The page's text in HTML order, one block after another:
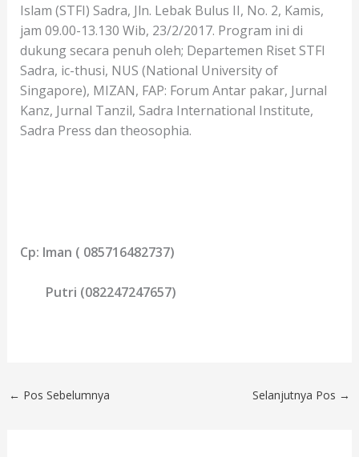
Islam (STFI) Sadra, Jln. Lebak Bulus II, No. 2, Kamis,
jam 09.00-13.130 Wib, 23/2/2017. Program ini di
dukung secara penuh oleh; Departemen Riset STFI
Sadra, ic-thusi, NUS (National University of
Singapore), MIZAN, FAP: Forum Antar pakar, Jurnal
Kanz, Jurnal Tanzil, Sadra International Institute,
Sadra Press dan theosophia.
Cp: Iman ( 085716482737)
Putri (082247247657)
← Pos Sebelumnya Selanjutnya Pos →